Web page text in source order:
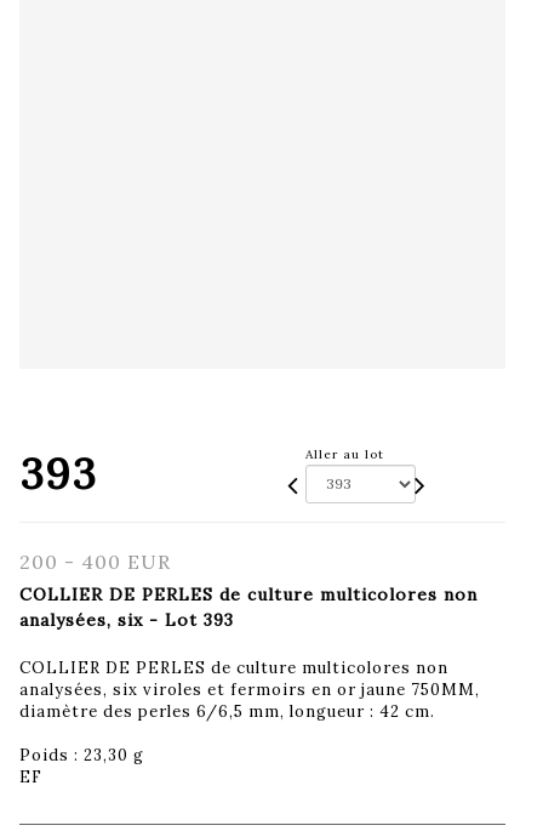
393 Aller au lot
200 - 400 EUR
COLLIER DE PERLES de culture multicolores non
analysées, six - Lot 393
COLLIER DE PERLES de culture multicolores non
analysées, six viroles et fermoirs en or jaune 750MM,
diamètre des perles 6/6,5 mm, longueur : 42 cm.
Poids : 23,30 g
EF